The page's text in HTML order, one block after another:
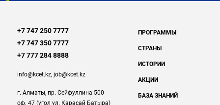
+7 747 250 7777
+7 747 350 7777
+7 777 284 8888
info@kcet.kz, job@kcet.kz
г. Алматы, пр. Сейфуллина 500
оф. 47 (угол ул. Карасай Батыра)
ПРОГРАММЫ
СТРАНЫ
ИСТОРИИ
АКЦИИ
БАЗА ЗНАНИЙ